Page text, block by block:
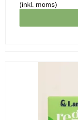
(inkl. moms)